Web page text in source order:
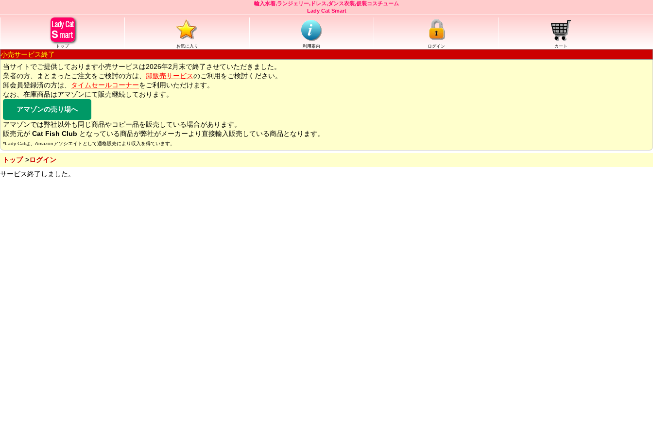
輸入水着,ランジェリー,ドレス,ダンス衣装,仮装コスチューム
Lady Cat Smart
トップ お気に入り 利用案内 ログイン カート
小売サービス終了
当サイトでご提供しております小売サービスは2026年2月末で終了させていただきました。
業者の方、まとまったご注文をご検討の方は、 卸販売サービスのご利用をご検討ください。
卸会員登録済の方は、
タイムセールコーナーをご利用いただけます。
なお、在庫商品はアマゾンにて販売継続しております。
アマゾンの売り場へ
アマゾンでは弊社以外も同じ商品やコピー品を販売している場合があります。
販売元が Cat Fish Club となっている商品が弊社がメーカーより直接輸入販売している商品となります。
*Lady Catは、Amazonアソシエイトとして適格販売により収入を得ています。
トップ
ログイン
サービス終了しました。